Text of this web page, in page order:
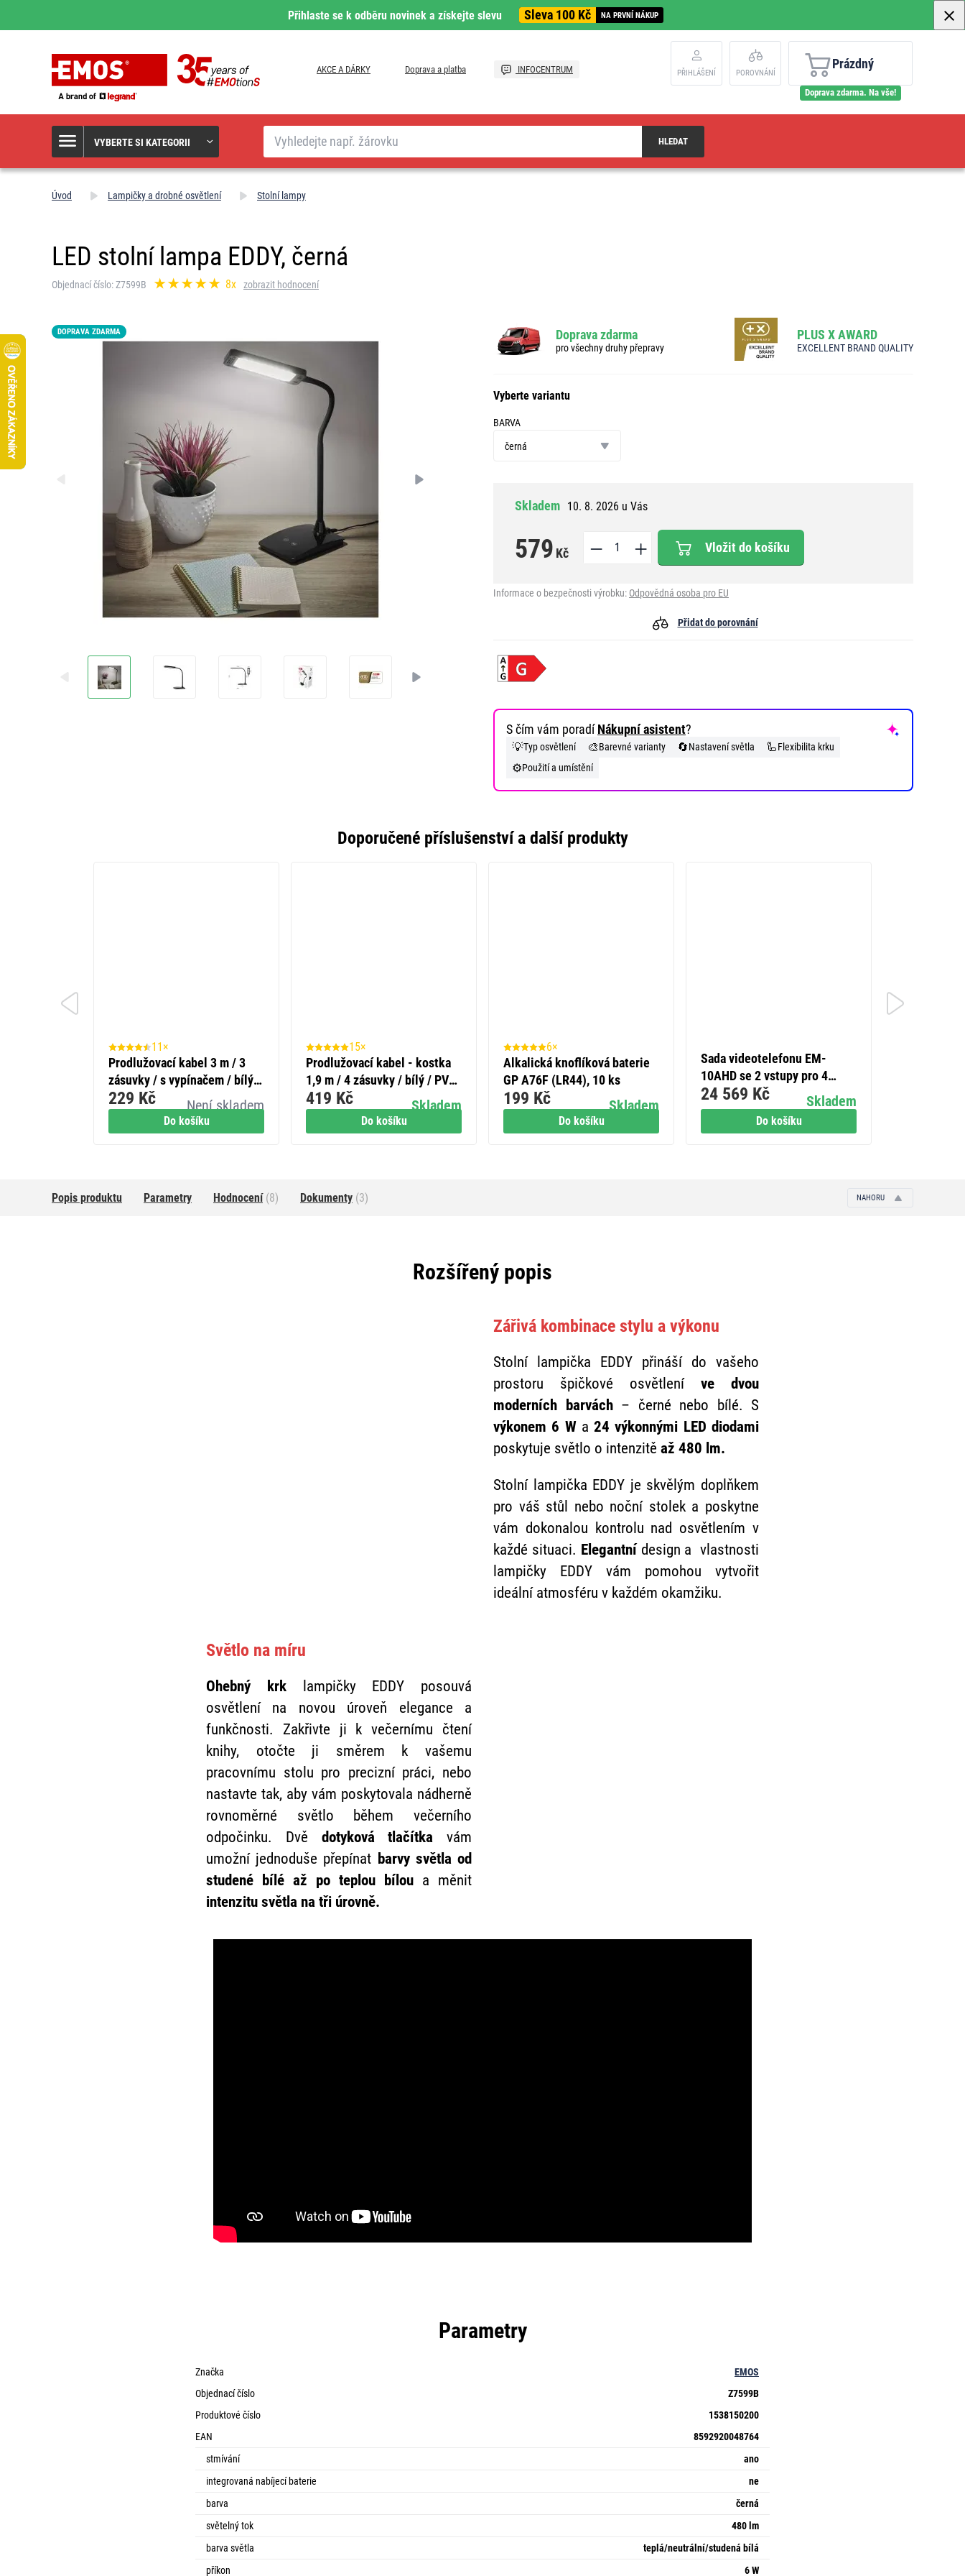
Přihlaste se k odběru novinek a získejte slevu Sleva 100 Kč NA PRVNÍ NÁKUP
AKCE A DÁRKY Doprava a platba INFOCENTRUM PŘIHLÁŠENÍ POROVNÁNÍ
Prázdný
Doprava zdarma. Na vše!
VYBERTE SI KATEGORII
Hledat
HLEDAT
Úvod Lampičky a drobné osvětlení Stolní lampy
LED stolní lampa EDDY, černá
Objednací číslo: Z7599B 8x zobrazit hodnocení
DOPRAVA ZDARMA Doprava zdarma
pro všechny druhy přepravy
PLUS X AWARD
EXCELLENT BRAND QUALITY
Vyberte variantu
BARVA
černá
Skladem 10. 8. 2026 u Vás
579 Kč Vložit do košíku
Informace o bezpečnosti výrobku: Odpovědná osoba pro EU
Přidat do porovnání
S čím vám poradíNákupní asistent?
💡Typ osvětlení 🎨Barevné varianty 🔄Nastavení světla 🦾Flexibilita krku
⚙️Použití a umístění
Doporučené příslušenství a další produkty
Do košíku
11×
Prodlužovací kabel 3 m / 3
zásuvky / s vypínačem / bílý /
PVC / 1 mm2
Není skladem
229 Kč
Do košíku
15×
Prodlužovací kabel - kostka
1,9 m / 4 zásuvky / bílý / PVC
/ s USB / 1 mm2
Skladem
419 Kč
Do košíku
6×
Alkalická knoflíková baterie
GP A76F (LR44), 10 ks
Skladem
199 Kč
Do košíku
Sada videotelefonu EM-
10AHD se 2 vstupy pro 4
účastníky a 2 el. zámky
otevř./zavř.
Skladem
24 569 Kč
Skladem
Skladem
Popis produktu Parametry Hodnocení(8) Dokumenty (3) NAHORU
Rozšířený popis
Zářivá kombinace stylu a výkonu
Stolní lampička EDDY přináší do vašeho
prostoru špičkové osvětlení ve dvou
moderních barvách – černé nebo bílé. S
výkonem 6 Wa24 výkonnými LED diodami
poskytuje světlo o intenzitě až 480 lm.
Stolní lampička EDDY je skvělým doplňkem
pro váš stůl nebo noční stolek a poskytne
vám dokonalou kontrolu nad osvětlením v
každé situaci. Elegantnídesign a vlastnosti
lampičky EDDY vám pomohou vytvořit
ideální atmosféru v každém okamžiku.
Světlo na míru
Ohebný krklampičky EDDY posouvá
osvětlení na novou úroveň elegance a
funkčnosti. Zakřivte ji k večernímu čtení
knihy, otočte ji směrem k vašemu
pracovnímu stolu pro precizní práci, nebo
nastavte tak, aby vám poskytovala nádherně
rovnoměrné světlo během večerního
odpočinku. Dvě dotyková tlačítka vám
umožní jednoduše přepínat barvy světla od
studené bílé až po teplou bílou a měnit
intenzitu světla na tři úrovně.
Parametry
Značka
EMOS
Objednací číslo
Z7599B
Produktové číslo
1538150200
EAN
8592920048764
stmívání
ano
integrovaná nabíjecí baterie
ne
barva
černá
světelný tok
480 lm
barva světla
teplá/neutrální/studená bílá
příkon
6 W